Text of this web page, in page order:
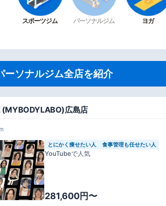
スポーツジム パーソナルジム ヨガ
ーソナルジム全店を紹介
(MYBODYLABO)広島店
とにかく痩せたい人 食事管理も任せたい人
YouTubeで人気
281,600円〜